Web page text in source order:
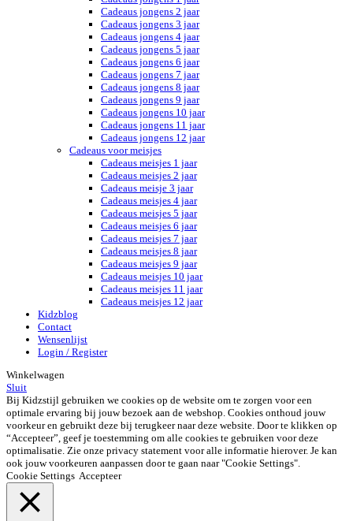
Cadeaus jongens 2 jaar
Cadeaus jongens 3 jaar
Cadeaus jongens 4 jaar
Cadeaus jongens 5 jaar
Cadeaus jongens 6 jaar
Cadeaus jongens 7 jaar
Cadeaus jongens 8 jaar
Cadeaus jongens 9 jaar
Cadeaus jongens 10 jaar
Cadeaus jongens 11 jaar
Cadeaus jongens 12 jaar
Cadeaus voor meisjes
Cadeaus meisjes 1 jaar
Cadeaus meisjes 2 jaar
Cadeaus meisje 3 jaar
Cadeaus meisjes 4 jaar
Cadeaus meisjes 5 jaar
Cadeaus meisjes 6 jaar
Cadeaus meisjes 7 jaar
Cadeaus meisjes 8 jaar
Cadeaus meisjes 9 jaar
Cadeaus meisjes 10 jaar
Cadeaus meisjes 11 jaar
Cadeaus meisjes 12 jaar
Kidzblog
Contact
Wensenlijst
Login / Register
Winkelwagen
Sluit
Bij Kidzstijl gebruiken we cookies op de website om te zorgen voor een
optimale ervaring bij jouw bezoek aan de webshop. Cookies onthoud jouw
voorkeur en gebruikt deze bij terugkeer naar deze website. Door te klikken op
“Accepteer”, geef je toestemming om alle cookies te gebruiken voor deze
optimalisatie. Zie onze privacy statement voor alle informatie hierover. Je kan
ook jouw voorkeuren aanpassen door te gaan naar "Cookie Settings".
Cookie Settings Accepteer